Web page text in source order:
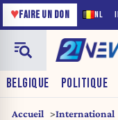
NL
♥FAIRE UN DON
BELGIQUE POLITIQUE
Accueil International